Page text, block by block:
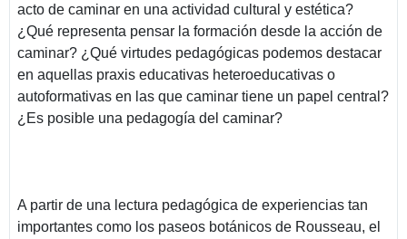
acto de caminar en una actividad cultural y estética?
¿Qué representa pensar la formación desde la acción de
caminar? ¿Qué virtudes pedagógicas podemos destacar
en aquellas praxis educativas heteroeducativas o
autoformativas en las que caminar tiene un papel central?
¿Es posible una pedagogía del caminar?
A partir de una lectura pedagógica de experiencias tan
importantes como los paseos botánicos de Rousseau, el